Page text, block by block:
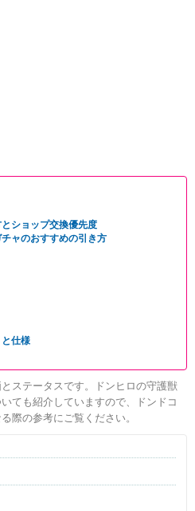
ショップ交換優先度
ャのおすすめの引き方
仕様
ステータスです。ドンヒロの守護獣
ても紹介していますので、ドンドコ
際の参考にご覧ください。